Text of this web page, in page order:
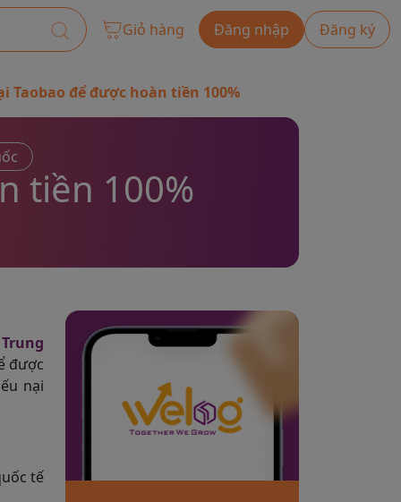
Giỏ hàng Đăng nhập Đăng ký
Taobao để được hoàn tiền 100%
tiền 100%
được
nại
tế